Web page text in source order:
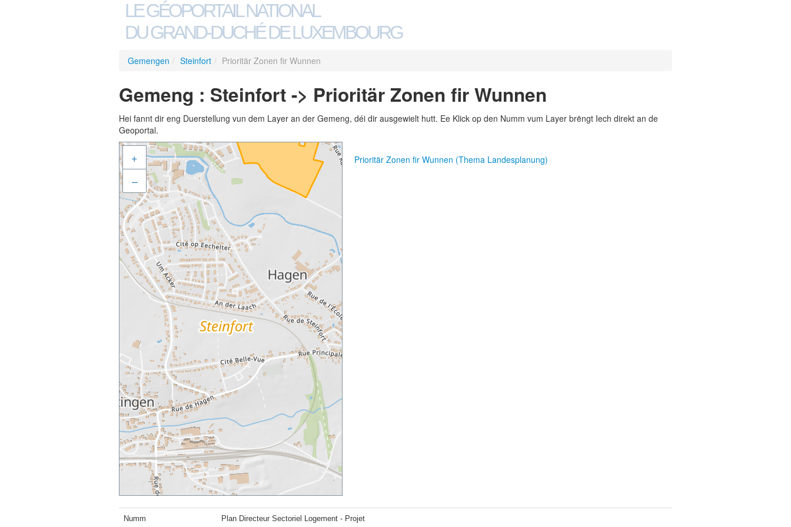
LE GÉOPORTAIL NATIONAL
DU GRAND-DUCHÉ DE LUXEMBOURG
Gemengen / Steinfort / Prioritär Zonen fir Wunnen
Gemeng : Steinfort -> Prioritär Zonen fir Wunnen
Hei fannt dir eng Duerstellung vun dem Layer an der Gemeng, déi dir ausgewielt hutt. Ee Klick op den Numm vum Layer brëngt Iech direkt an de
Geoportal.
+
–
Prioritär Zonen fir Wunnen (Thema Landesplanung)
Numm Plan Directeur Sectoriel Logement - Projet